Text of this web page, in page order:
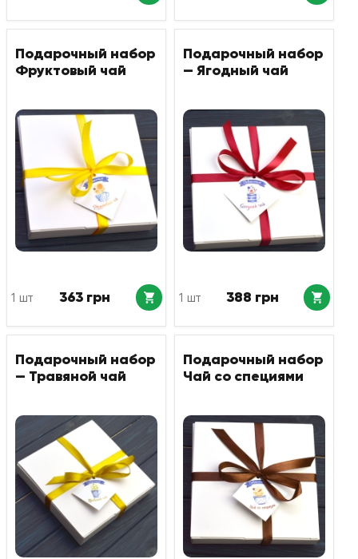
Подарочный набор
Фруктовый чай
1 шт 363 грн
Подарочный набор
— Ягодный чай
1 шт 388 грн
Подарочный набор
— Травяной чай
Подарочный набор
Чай со специями